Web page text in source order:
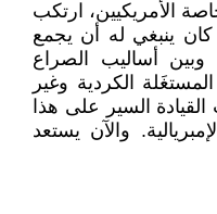
الأمريكيين، ارتكب
كان ينبغي له أن يجمع
أساليب الصراع
الكردية وغير
السير على هذا
والآن يستعد